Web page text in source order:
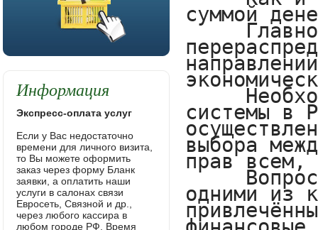
Информация
Экспресс-оплата услуг
Если у Вас недостаточно
времени для личного визита,
то Вы можете оформить
заказ через форму Бланк
заявки, а оплатить наши
услуги в салонах связи
Евросеть, Связной и др.,
через любого кассира в
любом городе РФ. Время